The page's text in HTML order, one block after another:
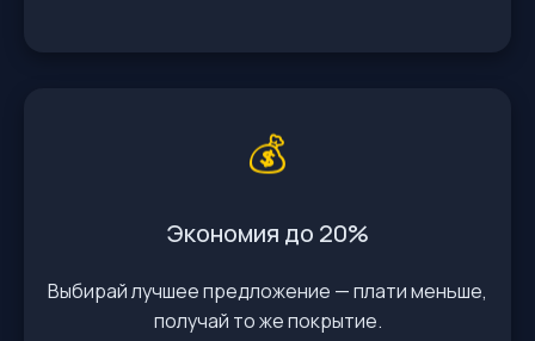
💰
Экономия до 20%
Выбирай лучшее предложение — плати меньше,
получай то же покрытие.